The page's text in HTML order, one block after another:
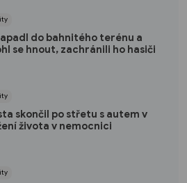
do bahnitého terénu a
se hnout, zachránili ho hasiči
skončil po střetu s autem v
života v nemocnici